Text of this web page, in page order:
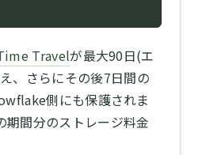
Travelが最大90日(エ
、さらにその後7日間の
側にも保護されま
期間分のストレージ料金